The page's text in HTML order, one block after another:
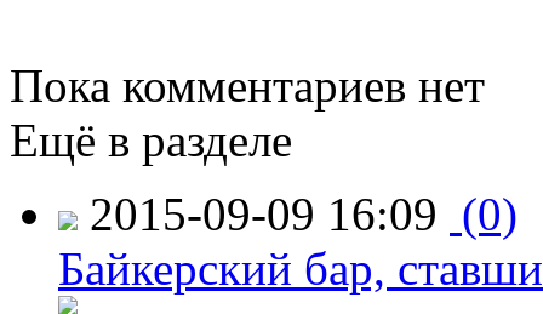
Пока комментариев нет
Ещё в разделе
2015-09-09 16:09 (0)
Байкерский бар,